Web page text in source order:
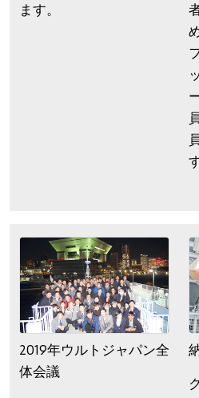
ます。
2019年ウルトジャパン全
体会議